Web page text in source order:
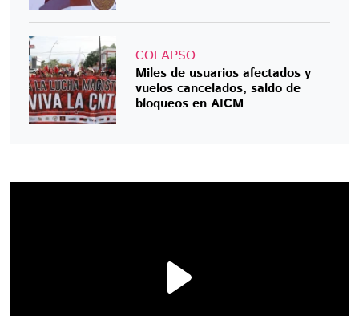
COLAPSO
Miles de usuarios afectados y
vuelos cancelados, saldo de
bloqueos en AICM